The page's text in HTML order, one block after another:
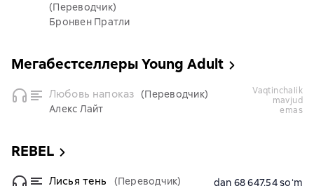
(Переводчик)
Бронвен Пратли
Мегабестселлеры Young Adult
Любовь напоказ (Переводчик)
Алекс Лайт
vaqtinchalik
mavjud
emas
REBEL
Лисья тень
(Переводчик)
dan 68 647,54 soʻm